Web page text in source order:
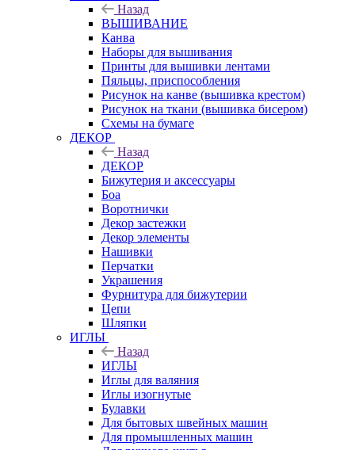
Назад
ВЫШИВАНИЕ
Канва
Наборы для вышивания
Принты для вышивки лентами
Пяльцы, приспособления
Рисунок на канве (вышивка крестом)
Рисунок на ткани (вышивка бисером)
Схемы на бумаге
ДЕКОР
Назад
ДЕКОР
Бижутерия и аксессуары
Боа
Воротнички
Декор застежки
Декор элементы
Нашивки
Перчатки
Украшения
Фурнитура для бижутерии
Цепи
Шляпки
ИГЛЫ
Назад
ИГЛЫ
Иглы для валяния
Иглы изогнутые
Булавки
Для бытовых швейных машин
Для промышленных машин